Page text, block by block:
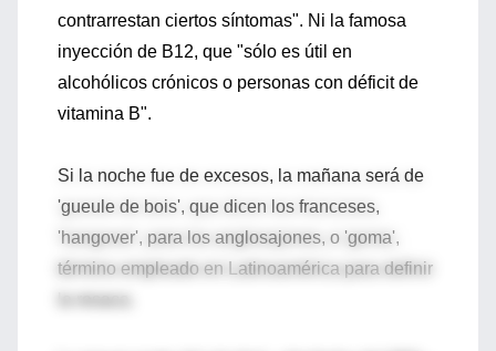
contrarrestan ciertos síntomas". Ni la famosa
inyección de B12, que "sólo es útil en
alcohólicos crónicos o personas con déficit de
vitamina B".
Si la noche fue de excesos, la mañana será de
'gueule de bois', que dicen los franceses,
'hangover', para los anglosajones, o 'goma',
término empleado en Latinoamérica para definir